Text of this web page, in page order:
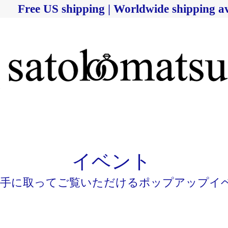
Free US shipping | Worldwide shipping
イベント
に取ってご覧いただけるポップアップイ